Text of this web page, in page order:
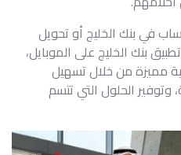
في بنك الخليج أو تحويل
بنك الخليج على الموبايل،
مميزة من خلال تسهيل
وتوفير الحلول التي تتسم